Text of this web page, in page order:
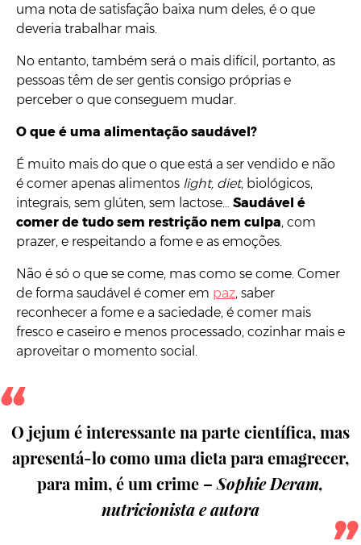
uma nota de satisfação baixa num deles, é o que
deveria trabalhar mais.
No entanto, também será o mais difícil, portanto, as
pessoas têm de ser gentis consigo próprias e
perceber o que conseguem mudar.
O que é uma alimentação saudável?
É muito mais do que o que está a ser vendido e não
é comer apenas alimentos light, diet, biológicos,
integrais, sem glúten, sem lactose… Saudável é
comer de tudo sem restrição nem culpa, com
prazer, e respeitando a fome e as emoções.
Não é só o que se come, mas como se come. Comer
de forma saudável é comer em paz, saber
reconhecer a fome e a saciedade, é comer mais
fresco e caseiro e menos processado, cozinhar mais e
aproveitar o momento social.
O jejum é interessante na parte científica, mas
apresentá-lo como uma dieta para emagrecer,
para mim, é um crime – Sophie Deram,
nutricionista e autora